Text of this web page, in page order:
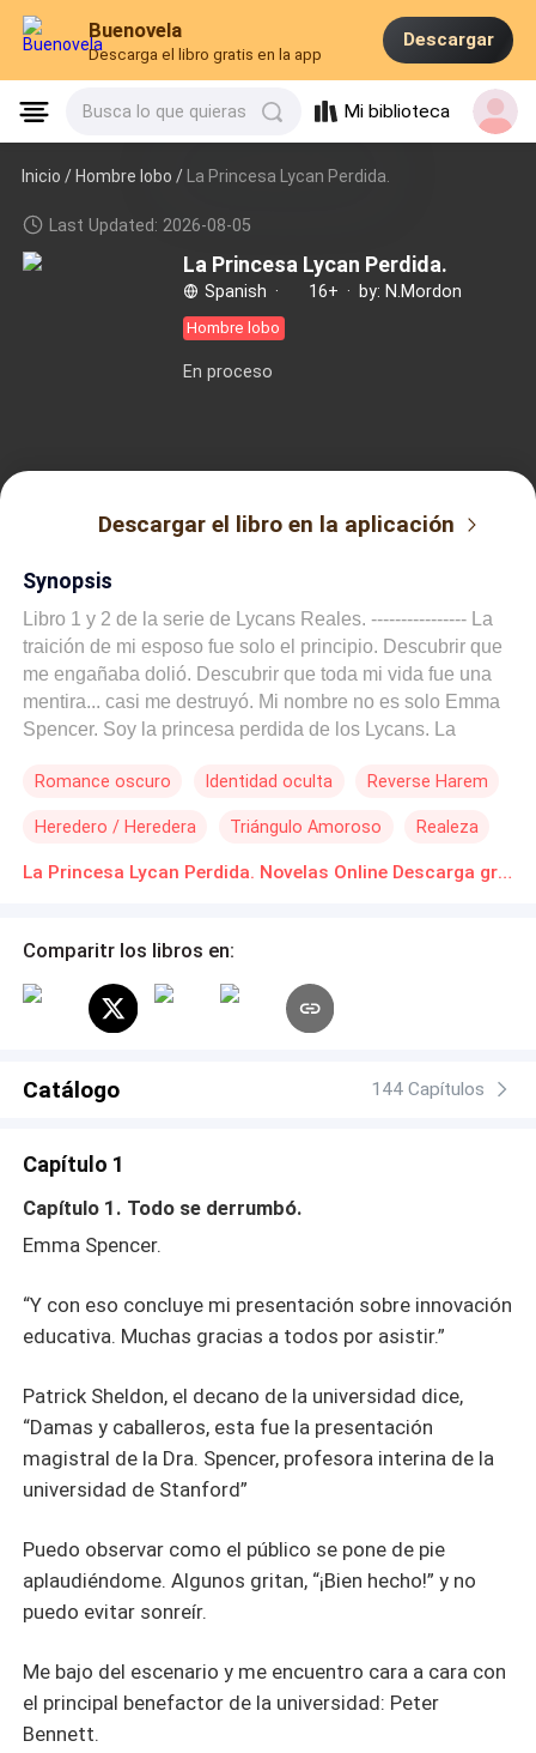
Buenovela
Descarga el libro gratis en la app
Descargar
Busca lo que quieras Mi biblioteca
Inicio /Hombre lobo / La Princesa Lycan Perdida.
Last Updated: 2026-08-05
La Princesa Lycan Perdida.
Spanish · 16+ · by: N.Mordon
Hombre lobo
En proceso
Descargar el libro en la aplicación
Synopsis
Libro 1 y 2 de la serie de Lycans Reales. ---------------- La
traición de mi esposo fue solo el principio. Descubrir que
me engañaba dolió. Descubrir que toda mi vida fue una
mentira... casi me destruyó. Mi nombre no es solo Emma
Spencer. Soy la princesa perdida de los Lycans. La
destinada a cuatro Alfas capaces de hacer arrodillarse a
devolverme mi corona. Otros quieren verme muerta antes
de que reclame el trono. Y yo solo intento proteger a mi
comienza. Y mis cuatro compañeros no permitirán que
Romance oscuro Identidad oculta Reverse Harem
Heredero / Heredera Triángulo Amoroso Realeza
La Princesa Lycan Perdida. Novelas Online Descarga gratuita de PDF
Comparitr los libros en:
Catálogo 144 Capítulos
Capítulo 1
Capítulo 1. Todo se derrumbó.
Emma Spencer.
“Y con eso concluye mi presentación sobre innovación
educativa. Muchas gracias a todos por asistir.”
Patrick Sheldon, el decano de la universidad dice,
“Damas y caballeros, esta fue la presentación
magistral de la Dra. Spencer, profesora interina de la
universidad de Stanford”
Puedo observar como el público se pone de pie
aplaudiéndome. Algunos gritan, “¡Bien hecho!” y no
puedo evitar sonreír.
Me bajo del escenario y me encuentro cara a cara con
el principal benefactor de la universidad: Peter
Bennett.